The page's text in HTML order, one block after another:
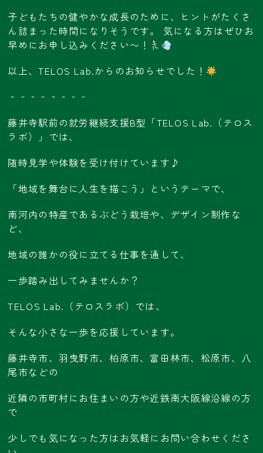
子どもたちの健やかな成長のために、ヒントがたくさ
ん詰まった時間になりそうです。 気になる方はぜひお
早めにお申し込みください〜！
以上、TELOS Lab.からのお知らせでした！
‐‐‐‐‐‐‐‐
藤井寺駅前の就労継続支援B型「TELOS Lab.（テロス
ラボ）」では、
随時見学や体験を受け付けています♪
「地域を舞台に人生を描こう」というテーマで、
南河内の特産であるぶどう栽培や、デザイン制作な
ど、
地域の誰かの役に立てる仕事を通して、
一歩踏み出してみませんか？
TELOS Lab.（テロスラボ）では、
そんな小さな一歩を応援しています。
藤井寺市、羽曳野市、柏原市、富田林市、松原市、八
尾市などの
近隣の市町村にお住まいの方や近鉄南大阪線沿線の方
で
少しでも気になった方はお気軽にお問い合わせくださ